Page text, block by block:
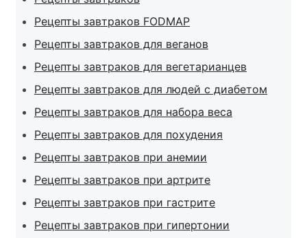
Рецепты завтраков FODMAP
Рецепты завтраков для веганов
Рецепты завтраков для вегетарианцев
Рецепты завтраков для людей с диабетом
Рецепты завтраков для набора веса
Рецепты завтраков для похудения
Рецепты завтраков при анемии
Рецепты завтраков при артрите
Рецепты завтраков при гастрите
Рецепты завтраков при гипертонии